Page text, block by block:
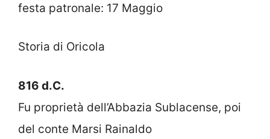
festa patronale: 17 Maggio
Storia di Oricola
816 d.C.
Fu proprietà dell’Abbazia Sublacense, poi
del conte Marsi Rainaldo